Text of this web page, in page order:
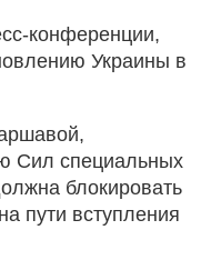
конференции,
Украины в
Сил специальных
блокировать
пути вступления